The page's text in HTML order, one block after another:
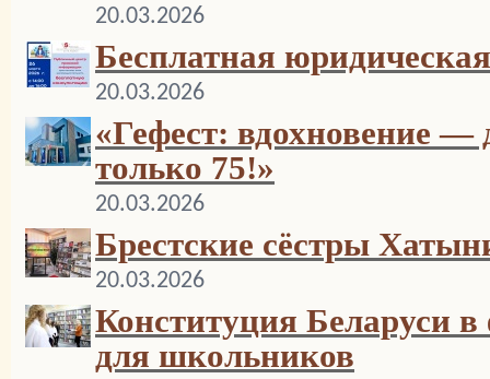
20.03.2026
Бесплатная
20.03.2026
«Гефест: вдохновение —
только 75!»
20.03.2026
Брестские сёстры
20.03.2026
Конституция Беларуси в
для школьников